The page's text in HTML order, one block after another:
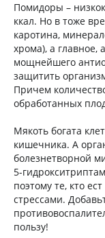
Помидоры –
ккал. Но в тоже
каротина,
хрома), а главное,
мощнейшего
защитить
Причем
обработанных
Мякоть богата
кишечника. А
болезнетворной
5-
поэтому те, кто
стрессами.
пользу!